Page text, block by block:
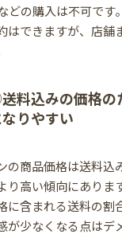
どの購入は不可です
はできますが、店舗
料込みの価格の
りやすい
の商品価格は送料込
り高い傾向にありま
含まれる送料の割
が少なくなる点はデ